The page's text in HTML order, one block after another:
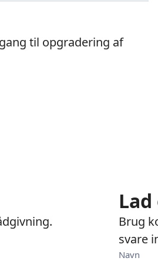
til opgradering af
Brug
svare
Navn